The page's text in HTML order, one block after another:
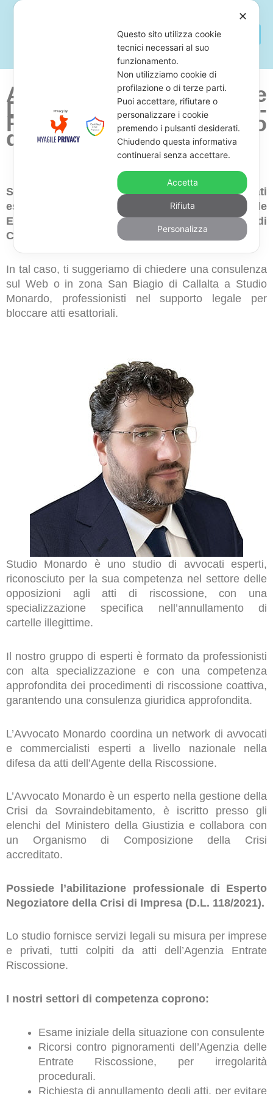
Avvocato Cancellazione
Debiti Agenzia Entrate-
Riscossione San Biagio
di Callalta
Sei alla ricerca di uno studio legale di avvocati
esperti in annullamento di atti dell’Agenzia delle
Entrate Riscossione in zona San Biagio di
Callalta?
In tal caso, ti suggeriamo di chiedere una consulenza
sul Web o in zona San Biagio di Callalta a Studio
Monardo, professionisti nel supporto legale per
bloccare atti esattoriali.
Studio Monardo è uno studio di avvocati esperti,
riconosciuto per la sua competenza nel settore delle
opposizioni agli atti di riscossione, con una
specializzazione specifica nell’annullamento di
cartelle illegittime.
Il nostro gruppo di esperti è formato da professionisti
con alta specializzazione e con una competenza
approfondita dei procedimenti di riscossione coattiva,
garantendo una consulenza giuridica approfondita.
L’Avvocato Monardo coordina un network di avvocati
e commercialisti esperti a livello nazionale nella
difesa da atti dell’Agente della Riscossione.
L’Avvocato Monardo è un esperto nella gestione della
Crisi da Sovraindebitamento, è iscritto presso gli
elenchi del Ministero della Giustizia e collabora con
un Organismo di Composizione della Crisi
accreditato.
Possiede l’abilitazione professionale di Esperto
Negoziatore della Crisi di Impresa (D.L. 118/2021).
Lo studio fornisce servizi legali su misura per imprese
e privati, tutti colpiti da atti dell’Agenzia Entrate
Riscossione.
I nostri settori di competenza coprono:
Esame iniziale della situazione con consulente
Ricorsi contro pignoramenti dell’Agenzia delle
Entrate Riscossione, per irregolarità
procedurali.
Richiesta di annullamento degli atti, per evitare
✕
Questo sito utilizza cookie
tecnici necessari al suo
funzionamento.
Non utilizziamo cookie di
profilazione o di terze parti.
Puoi accettare, rifiutare o
personalizzare i cookie
premendo i pulsanti desiderati.
Chiudendo questa informativa
continuerai senza accettare.
Accetta
Rifiuta
Personalizza